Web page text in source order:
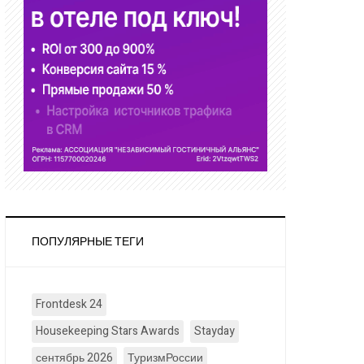
ПОПУЛЯРНЫЕ ТЕГИ
Frontdesk 24
Housekeeping Stars Awards
Stayday
сентябрь 2026
ТуризмРоссии